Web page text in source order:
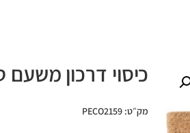
כיסוי דרכון משעם
מק״ט: PECO2159